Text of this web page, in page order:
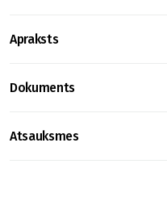
Apraksts
Dokuments
Atsauksmes